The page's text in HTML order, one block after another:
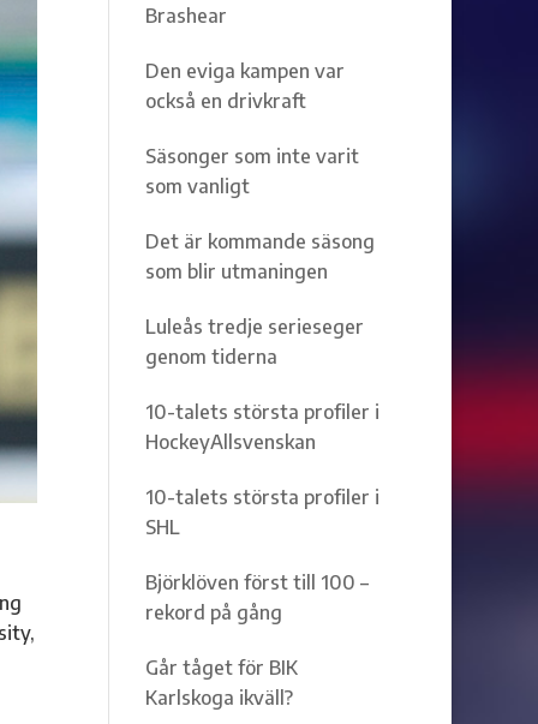
Brashear
Den eviga kampen var
också en drivkraft
Säsonger som inte varit
som vanligt
Det är kommande säsong
som blir utmaningen
Luleås tredje serieseger
genom tiderna
10-talets största profiler i
HockeyAllsvenskan
10-talets största profiler i
SHL
Björklöven först till 100 –
rekord på gång
Går tåget för BIK
Karlskoga ikväll?